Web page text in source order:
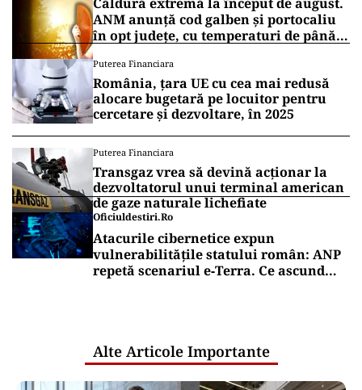
ANM anunță cod galben și portocaliu
în opt județe, cu temperaturi de până
Puterea Financiara
România, țara UE cu cea mai redusă
alocare bugetară pe locuitor pentru
cercetare și dezvoltare, în 2025
Puterea Financiara
Transgaz vrea să devină acționar la
dezvoltatorul unui terminal american
de gaze naturale lichefiate
Oficiuldestiri.ro
Atacurile cibernetice expun
vulnerabilitățile statului român: ANP
repetă scenariul e‑Terra. Ce ascund
Alte Articole Importante